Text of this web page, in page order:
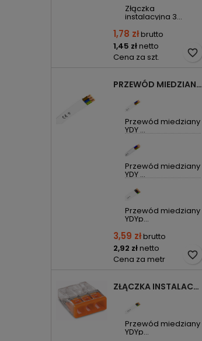
Złączka
instalacyjna 3...
1,78 złbrutto
1,45 złnetto
Cena za szt.
favorite_border
PRZEWÓD MIEDZIANY YDYP DRUT 3X1,5MM2 ŻO 450/750V
Przewód miedziany
YDY ...
Przewód miedziany
YDY ...
Przewód miedziany
YDYp...
3,59 złbrutto
2,92 złnetto
Cena za metr
favorite_border
ZŁĄCZKA INSTALACYJNA 3X COMPACT POMARAŃCZOWA 2273-203 WAGO
Przewód miedziany
YDYp...